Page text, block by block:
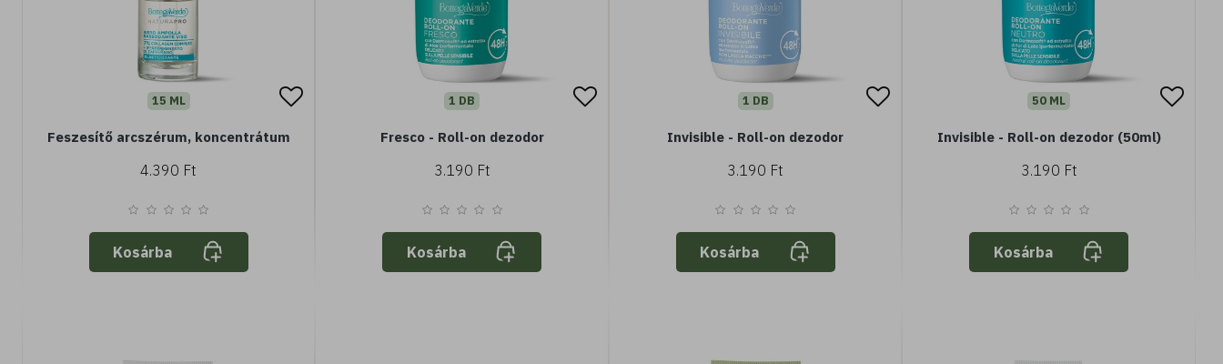
15 ML
Feszesítő arcszérum, koncentrátum
4.390 Ft
Kosárba
1 DB
Fresco - Roll-on dezodor
3.190 Ft
Kosárba
1 DB
Invisible - Roll-on dezodor
3.190 Ft
Kosárba
50 ML
Invisible - Roll-on dezodor (50ml)
3.190 Ft
Kosárba